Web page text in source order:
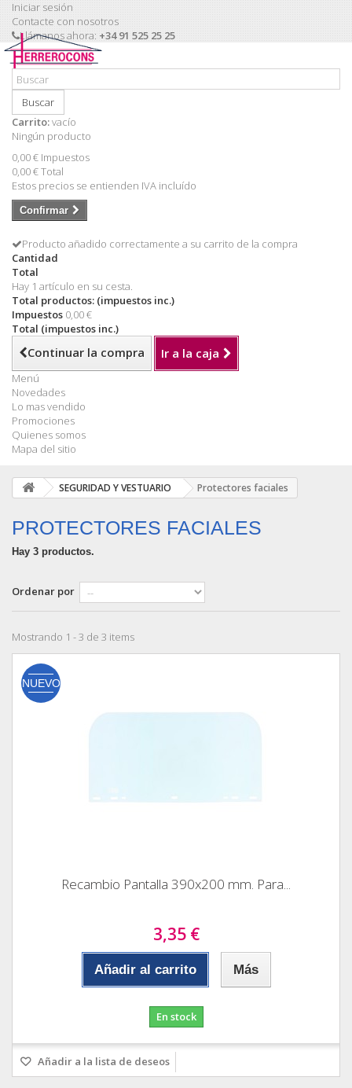
Iniciar sesión
Contacte con nosotros
Llámanos ahora: +34 91 525 25 25
Buscar
Carrito:vacío
Ningún producto
0,00 € Impuestos
0,00 €Total
Estos precios se entienden IVA incluído
Confirmar
Producto añadido correctamente a su carrito de la compra
Cantidad
Total
Hay 1 artículo en su cesta.
Total productos: (impuestos inc.)
Impuestos 0,00 €
Total (impuestos inc.)
Continuar la compra Ir a la caja
Menú
Novedades
Lo mas vendido
Promociones
Quienes somos
Mapa del sitio
SEGURIDAD Y VESTUARIO Protectores faciales
PROTECTORES FACIALES
Hay 3 productos.
Ordenar por
Mostrando 1 - 3 de 3 items
NUEVO
Recambio Pantalla 390x200 mm. Para...
3,35 €
Añadir al carrito Más
En stock
Añadir a la lista de deseos